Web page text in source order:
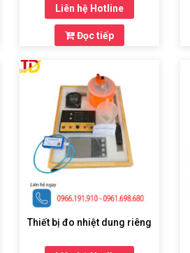
Liên hệ Hotline
Đọc tiếp
Thiết bị đo nhiệt dung riêng